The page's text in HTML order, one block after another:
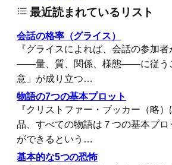
最近読まれているリスト
会話の格率（グライス）
『グライスによれば、会話の参加者
――量、質、関係、様態――に従う
意」が成り立つ…
物語の7つの基本プロット
『クリストファー・ブッカー（略
品、すべての物語は７つの基本プロ
ができるという…
基本的な5つの恐怖